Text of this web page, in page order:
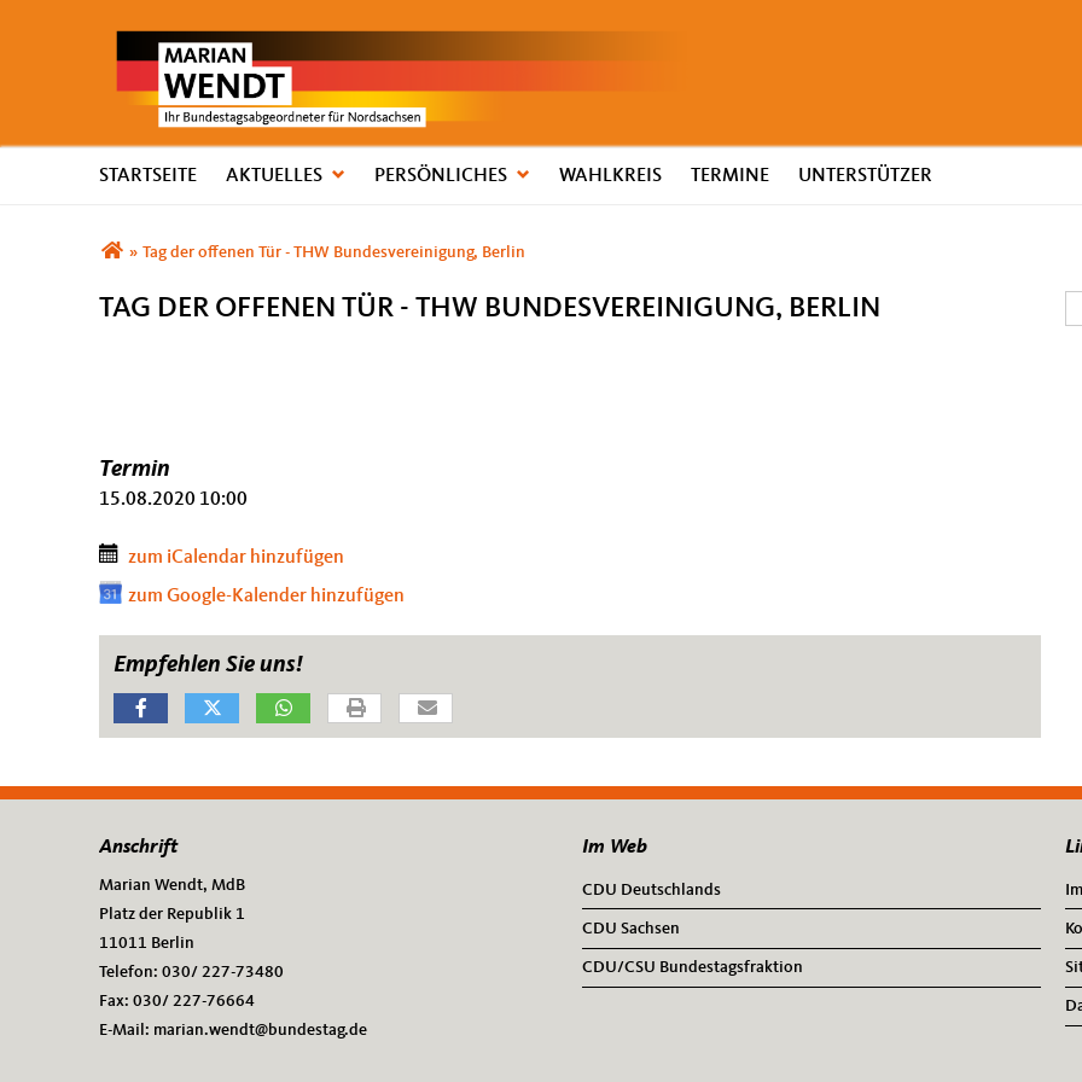
STARTSEITE AKTUELLES PERSÖNLICHES WAHLKREIS TERMINE UNTERSTÜTZER
Sie sind hier
» Tag der offenen Tür - THW Bundesvereinigung, Berlin
TAG DER OFFENEN TÜR - THW BUNDESVEREINIGUNG, BERLIN
Termin
15.08.2020 10:00
zum iCalendar hinzufügen
zum Google-Kalender hinzufügen
Empfehlen Sie uns!
Fußbereich
Anschrift
Marian Wendt, MdB
Platz der Republik 1
11011 Berlin
Telefon: 030/ 227-73480
Fax: 030/ 227-76664
E-Mail: marian.wendt@bundestag.de
Im Web
CDU Deutschlands
CDU Sachsen
CDU/CSU Bundestagsfraktion